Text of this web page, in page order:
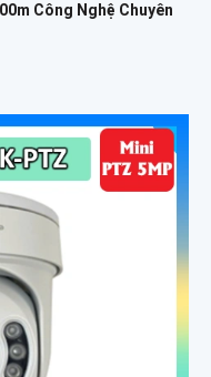
Công Nghệ Chuyên